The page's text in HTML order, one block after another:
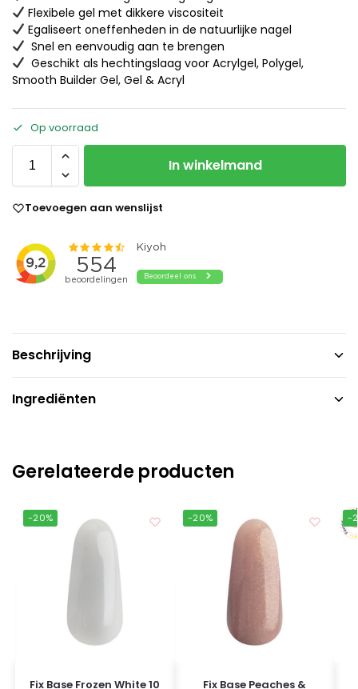
Flexibele gel met dikkere viscositeit
Egaliseert oneffenheden in de natuurlijke nagel
Snel en eenvoudig aan te brengen
Geschikt als hechtingslaag voor Acrylgel, Polygel,
Smooth Builder Gel, Gel & Acryl
Op voorraad
In winkelmand
Toevoegen aan wenslijst
Beschrijving
Ingrediënten
Gerelateerde producten
-20%
Fix Base Frozen White 10
-20%
Fix Base Peaches &
-